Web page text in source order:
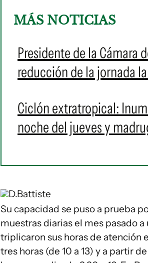
MÁS NOTICIAS
Presidente de la Cámara
reducción de la jornada
Ciclón extratropical:
noche del jueves y
D.Battiste
Su capacidad se puso a prueba
muestras diarias el mes pasado
triplicaron sus horas de atención
tres horas (de 10 a 13) y a partir